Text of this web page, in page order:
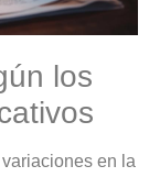
los
en la